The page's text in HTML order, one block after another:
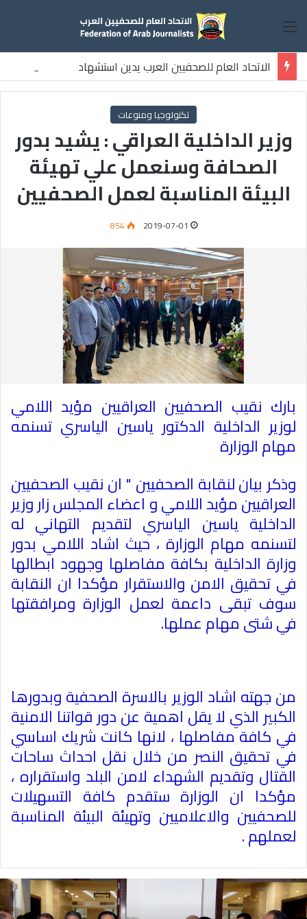
القائمة
الاتحاد العام للصحفيين العرب يدين استشهاد
ثلاثة صحفيين فلسطينيين باستهداف إسرائيلي وسط قطاع غزة
تكنولوجيا ومنوعات
وزير الداخلية العراقي : يشيد بدور
الصحافة وسنعمل علي تهيئة
البيئة المناسبة لعمل الصحفيين
2019-07-01
854
بارك نقيب الصحفيين العراقيين مؤيد اللامي
لوزير الداخلية الدكتور ياسين الياسري تسنمه
مهام الوزارة
وذكر بيان لنقابة الصحفيين " ان نقيب الصحفيين
العراقيين مؤيد اللامي و اعضاء المجلس زار وزير
الداخلية ياسين الياسري لتقديم التهاني له
لتسنمه مهام الوزارة ، حيث اشاد اللامي بدور
وزارة الداخلية بكافة مفاصلها وجهود ابطالها
في تحقيق الامن والاستقرار مؤكدا ان النقابة
سوف تبقى داعمة لعمل الوزارة ومرافقتها
في شتى مهام عملها.
من جهته اشاد الوزير بالاسرة الصحفية وبدورها
الكبير الذي لا يقل اهمية عن دور قواتنا الامنية
في كافة مفاصلها ، لانها كانت شريك اساسي
في تحقيق النصر من خلال نقل احداث ساحات
القتال وتقديم الشهداء لامن البلد واستقراره ،
مؤكدا ان الوزارة ستقدم كافة التسهيلات
للصحفيين والاعلاميين وتهيئة البيئة المناسبة
لعملهم.